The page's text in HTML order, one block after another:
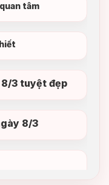
tâm
8/3 tuyệt đẹp
8/3